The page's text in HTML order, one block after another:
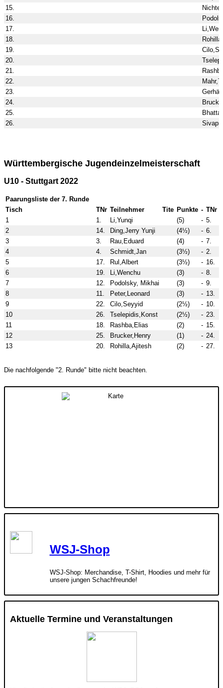
15.
16.
17.
18.
19.
20.
21.
22.
23.
24.
25.
26.
Württembergische Jugendeinzelmeisterschaft
U10 - Stuttgart 2022
Paarungsliste der 7. Runde
Tisch
TNr Teilnehmer Tite Punkte - TNr
1
1. Li,Yunqi (5) - 5.
2
14. Ding,Jerry Yunji (4½) - 6.
3
3. Rau,Eduard (4) - 7.
4
4. Schmidt,Jan (3½) - 2.
5
17. Rul,Albert (3½) - 16.
6
19. Li,Wenchu (3) - 8.
7
12. Podolsky, Mikhai (3) - 9.
8
11. Peter,Leonard (3) - 13.
9
22. Cilo,Seyyid (2½) - 10.
10
26. Tselepidis,Konst (2½) - 23.
11
18. Rashba,Elias (2) - 15.
12
25. Brucker,Henry (1) - 24.
13
20. Rohilla,Ajitesh (2) - 27.
Die nachfolgende "2. Runde" bitte nicht beachten.
WSJ-Shop
WSJ-Shop: Merchandise, T-Shirt, Hoodies und mehr für
unsere jungen Schachfreunde!
Aktuelle Termine und Veranstaltungen